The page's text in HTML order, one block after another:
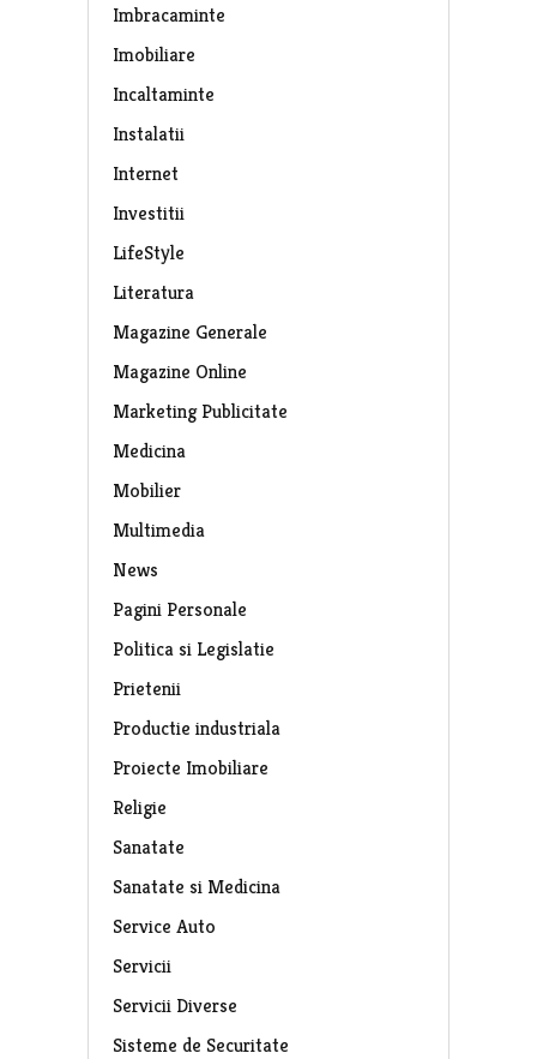
Imbracaminte
Imobiliare
Incaltaminte
Instalatii
Internet
Investitii
LifeStyle
Literatura
Magazine Generale
Magazine Online
Marketing Publicitate
Medicina
Mobilier
Multimedia
News
Pagini Personale
Politica si Legislatie
Prietenii
Productie industriala
Proiecte Imobiliare
Religie
Sanatate
Sanatate si Medicina
Service Auto
Servicii
Servicii Diverse
Sisteme de Securitate